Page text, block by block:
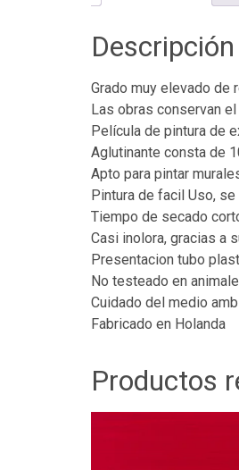
Descripción
Grado muy elevado
Las obras conservan
Película de pintura de
Aglutinante consta de
Apto para pintar
Pintura de facil Uso, se
Tiempo de secado
Casi inolora, gracias a
Presentacion tubo
No testeado en
Cuidado del medio
Fabricado en Holanda
Productos